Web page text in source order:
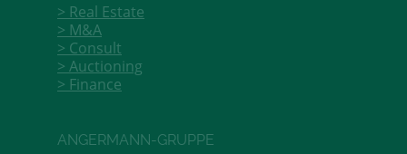
Real Estate
M&A
Consult
Auctioning
Finance
ANGERMANN-GRUPPE